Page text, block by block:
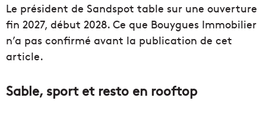
Le président de Sandspot table sur une ouverture
fin 2027, début 2028. Ce que Bouygues Immobilier
n’a pas confirmé avant la publication de cet
article.
Sable, sport et resto en rooftop